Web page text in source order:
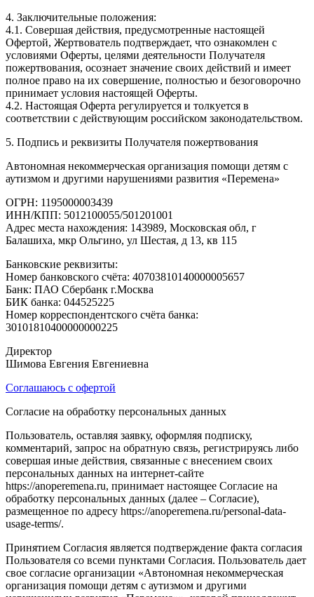
4. Заключительные положения:
4.1. Совершая действия, предусмотренные настоящей
Офертой, Жертвователь подтверждает, что ознакомлен с
условиями Оферты, целями деятельности Получателя
пожертвования, осознает значение своих действий и имеет
полное право на их совершение, полностью и безоговорочно
принимает условия настоящей Оферты.
4.2. Настоящая Оферта регулируется и толкуется в
соответствии с действующим российском законодательством.
5. Подпись и реквизиты Получателя пожертвования
Автономная некоммерческая организация помощи детям с
аутизмом и другими нарушениями развития «Перемена»
ОГРН: 1195000003439
ИНН/КПП: 5012100055/501201001
Адрес места нахождения: 143989, Московская обл, г
Балашиха, мкр Ольгино, ул Шестая, д 13, кв 115
Банковские реквизиты:
Номер банковского счёта: 40703810140000005657
Банк: ПАО Сбербанк г.Москва
БИК банка: 044525225
Номер корреспондентского счёта банка:
30101810400000000225
Директор
Шимова Евгения Евгениевна
Соглашаюсь с офертой
Согласие на обработку персональных данных
Пользователь, оставляя заявку, оформляя подписку,
комментарий, запрос на обратную связь, регистрируясь либо
совершая иные действия, связанные с внесением своих
персональных данных на интернет-сайте
https://anoperemena.ru, принимает настоящее Согласие на
обработку персональных данных (далее – Согласие),
размещенное по адресу https://anoperemena.ru/personal-data-
usage-terms/.
Принятием Согласия является подтверждение факта согласия
Пользователя со всеми пунктами Согласия. Пользователь дает
свое согласие организации «Автономная некоммерческая
организация помощи детям с аутизмом и другими